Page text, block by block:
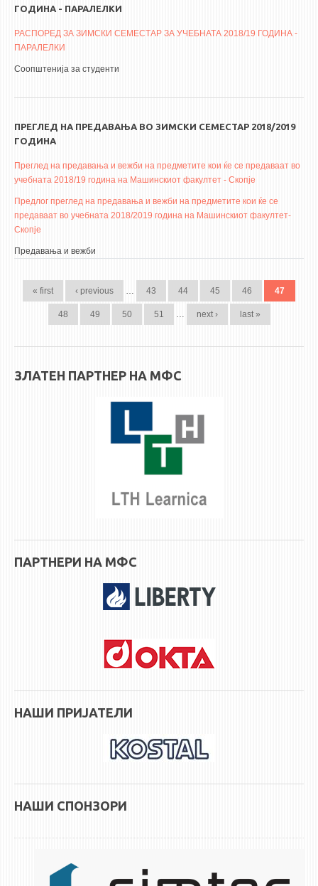
ГОДИНА - ПАРАЛЕЛКИ
РАСПОРЕД ЗА ЗИМСКИ СЕМЕСТАР ЗА УЧЕБНАТА 2018/19 ГОДИНА -
ПАРАЛЕЛКИ
Соопштенија за студенти
ПРЕГЛЕД НА ПРЕДАВАЊА ВО ЗИМСКИ СЕМЕСТАР 2018/2019
ГОДИНА
Преглед на предавања и вежби на предметите кои ќе се предаваат во
учебната 2018/19 година на Машинскиот факултет - Скопје
Предлог преглед на предавања и вежби на предметите кои ќе се
предаваат во учебната 2018/2019 година на Машинскиот факултет-
Скопје
Предавања и вежби
« first ‹ previous … 43 44 45 46 47
48 49 50 51 … next › last »
ЗЛАТЕН ПАРТНЕР НА МФС
ПАРТНЕРИ НА МФС
НАШИ ПРИЈАТЕЛИ
НАШИ СПОНЗОРИ